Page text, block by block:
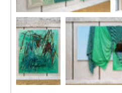
展覽現場
攝影：關尚智